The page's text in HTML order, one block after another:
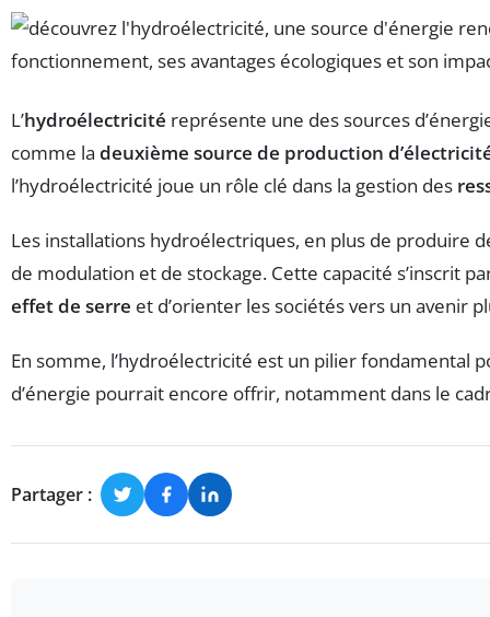
L’hydroélectricité représente une des sources
comme la deuxième source de production
l’hydroélectricité joue un rôle clé dans la gestion des
Les installations hydroélectriques, en plus de produire
de modulation et de stockage. Cette capacité s’inscrit
effet de serre et d’orienter les sociétés vers un avenir
En somme, l’hydroélectricité est un pilier fondamental
d’énergie pourrait encore offrir, notamment dans le
Partager :